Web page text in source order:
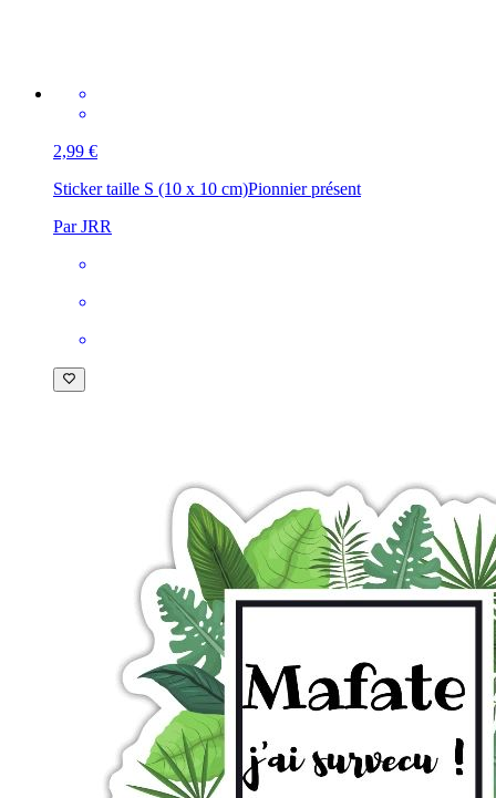
2,99 €
Sticker taille S (10 x 10 cm)Pionnier présent
Par JRR